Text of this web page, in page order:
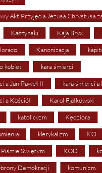
Akt Przyjęcia Jezusa Chrystusa
Kaczyński Kaja Bryx
Kanonizacja
kobiet kara śmierci
a Jan Paweł II kara śmierci a
a Kościół Karol Fjałkowski
katolicyzm Kędziora
klerykalizm KO
Świętym KOD
Demokracji komunizm